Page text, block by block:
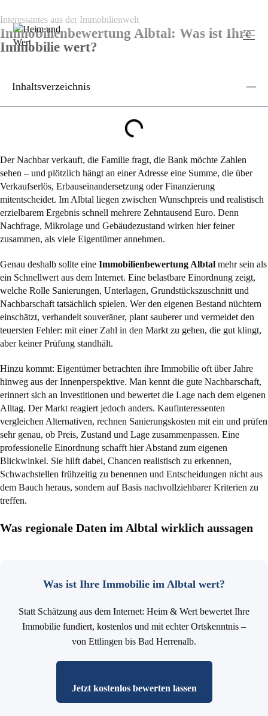
Interessantes aus der Immobilienwelt
Immobilienbewertung Albtal: Was ist Ihre
Immobilie wert?
Inhaltsverzeichnis
Der Nachbar verkauft, die Familie fragt, die Bank möchte Zahlen
sehen – und plötzlich hängt an einer Adresse eine Summe, die über
Verkaufserlös, Erbauseinandersetzung oder Finanzierung
mitentscheidet. Im Albtal liegen zwischen Wunschpreis und realistisch
erzielbarem Ergebnis schnell mehrere Zehntausend Euro. Denn
Nachfrage, Mikrolage und Gebäudezustand wirken hier feiner
zusammen, als viele Eigentümer annehmen.
Genau deshalb sollte eine Immobilienbewertung Albtal mehr sein als
ein Schnellwert aus dem Internet. Eine belastbare Einordnung zeigt,
welche Rolle Sanierungen, Unterlagen, Grundstückszuschnitt und
Nachbarschaft tatsächlich spielen. Wer den eigenen Bestand nüchtern
einschätzt, verhandelt souveräner, plant sauberer und vermeidet den
teuersten Fehler: mit einer Zahl in den Markt zu gehen, die gut klingt,
aber keiner Prüfung standhält.
Hinzu kommt: Eigentümer betrachten ihre Immobilie oft über Jahre
hinweg aus der Innenperspektive. Man kennt die gute Nachbarschaft,
erinnert sich an Investitionen und bewertet die Lage nach dem eigenen
Alltag. Der Markt reagiert jedoch anders. Kaufinteressenten
vergleichen Alternativen, rechnen Sanierungskosten mit ein und prüfen
sehr genau, ob Preis, Zustand und Lage zusammenpassen. Eine
professionelle Einordnung schafft hier Abstand zum eigenen
Blickwinkel. Sie hilft dabei, Chancen realistisch zu erkennen,
Schwachstellen frühzeitig zu benennen und Entscheidungen nicht aus
dem Bauch heraus, sondern auf Basis nachvollziehbarer Kriterien zu
treffen.
Was regionale Daten im Albtal wirklich aussagen
Was ist Ihre Immobilie im Albtal wert?
Statt Schätzung aus dem Internet: Heim & Wert bewertet Ihre
Immobilie fundiert, kostenlos und mit echter Ortskenntnis –
von Ettlingen bis Bad Herrenalb.
Jetzt kostenlos bewerten lassen